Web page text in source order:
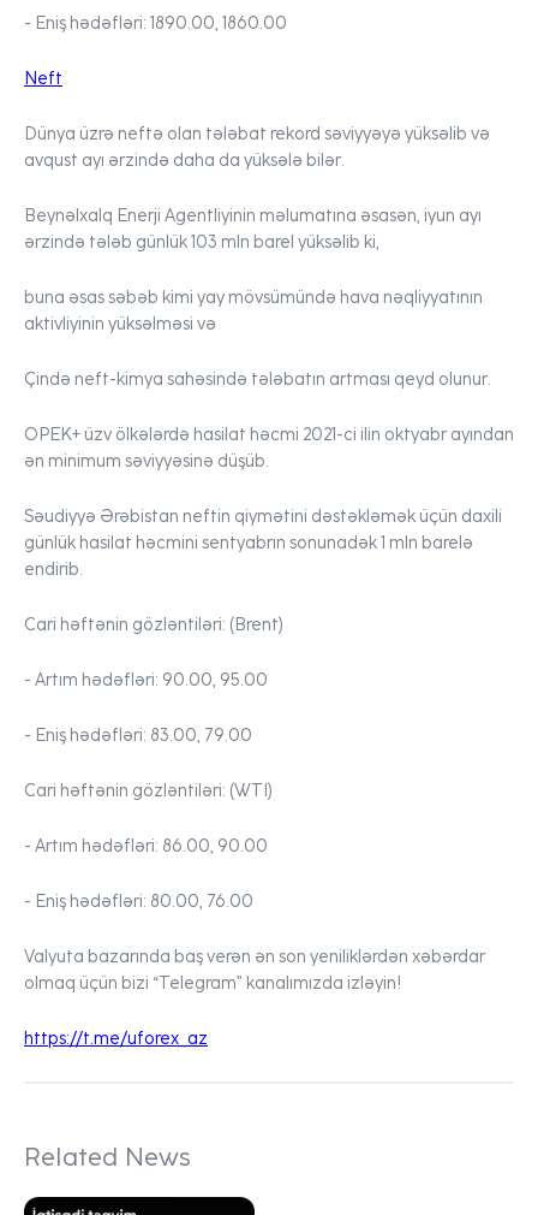
- Eniş hədəfləri: 1890.00, 1860.00
Neft
Dünya üzrə neftə olan tələbat rekord səviyyəyə yüksəlib və
avqust ayı ərzində daha da yüksələ bilər.
Beynəlxalq Enerji Agentliyinin məlumatına əsasən, iyun ayı
ərzində tələb günlük 103 mln barel yüksəlib ki,
buna əsas səbəb kimi yay mövsümündə hava nəqliyyatının
aktivliyinin yüksəlməsi və
Çində neft-kimya sahəsində tələbatın artması qeyd olunur.
OPEK+ üzv ölkələrdə hasilat həcmi 2021-ci ilin oktyabr ayından
ən minimum səviyyəsinə düşüb.
Səudiyyə Ərəbistan neftin qiymətini dəstəkləmək üçün daxili
günlük hasilat həcmini sentyabrın sonunadək 1 mln barelə
endirib.
Cari həftənin gözləntiləri: (Brent)
- Artım hədəfləri: 90.00, 95.00
- Eniş hədəfləri: 83.00, 79.00
Cari həftənin gözləntiləri: (WTI)
- Artım hədəfləri: 86.00, 90.00
- Eniş hədəfləri: 80.00, 76.00
Valyuta bazarında baş verən ən son yeniliklərdən xəbərdar
olmaq üçün bizi “Telegram” kanalımızda izləyin!
https://t.me/uforex_az
Related News